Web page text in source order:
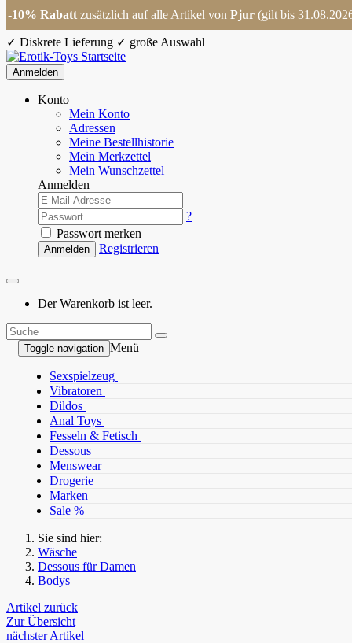
✓ Diskrete Lieferung ✓ große Auswahl
Anmelden
Konto
Mein Konto
Adressen
Meine Bestellhistorie
Mein Merkzettel
Mein Wunschzettel
Anmelden
?
Passwort merken
Anmelden Registrieren
Der Warenkorb ist leer.
Toggle navigation Menü
Sexspielzeug
Vibratoren
Dildos
Anal Toys
Fesseln & Fetisch
Dessous
Menswear
Drogerie
Marken
Sale %
Sie sind hier:
Wäsche
Dessous für Damen
Bodys
Artikel zurück
Zur Übersicht
nächster Artikel
-10% Rabatt zusätzlich auf alle Artikel von Pjur (gilt bis